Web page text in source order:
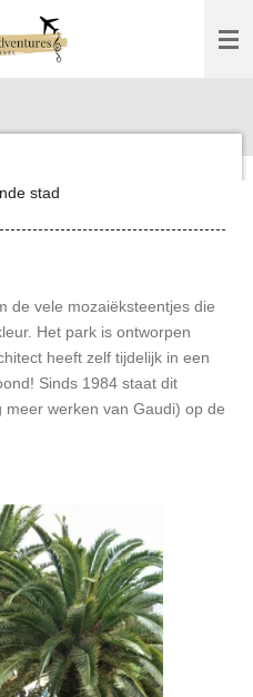
stad
de vele mozaiëksteentjes die
Het park is ontworpen
heeft zelf tijdelijk in een
Sinds 1984 staat dit
werken van Gaudi) op de